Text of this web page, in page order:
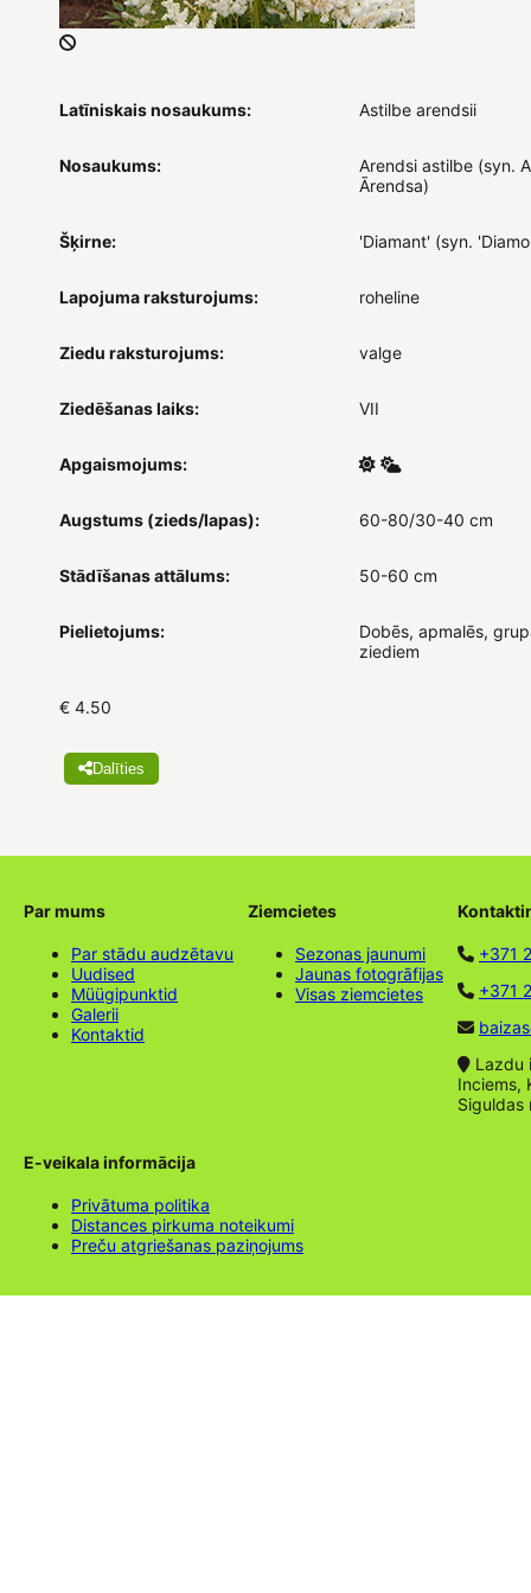
Latīniskais nosaukums: Astilbe arendsii
Nosaukums:
Arendsi astilbe (syn.
Ārendsa)
Šķirne: 'Diamant' (syn.
Lapojuma raksturojums: roheline
Ziedu raksturojums: valge
Ziedēšanas laiks: VII
Apgaismojums:
Augstums (zieds/lapas): 60-80/30-40 cm
Stādīšanas attālums: 50-60 cm
Pielietojums:
Dobēs, apmalēs,
ziediem
€ 4.50
Dalīties
Par mums
Par stādu audzētavu
Uudised
Müügipunktid
Galerii
Kontaktid
Ziemcietes
Sezonas jaunumi
Jaunas fotogrāfijas
Visas ziemcietes
+371
+371
Lazdu
Inciems,
Siguldas
E-veikala informācija
Privātuma politika
Distances pirkuma noteikumi
Preču atgriešanas paziņojums